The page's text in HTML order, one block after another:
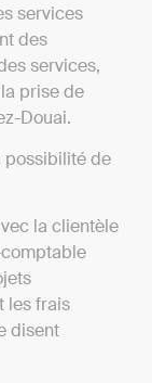
services
des
services,
prise de
Douai.
possibilité de
la clientèle
les frais
disent